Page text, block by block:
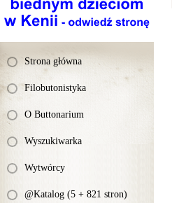
Strona główna
Filobutonistyka
O Buttonarium
Wyszukiwarka
Wytwórcy
@Katalog (5 + 821 stron)